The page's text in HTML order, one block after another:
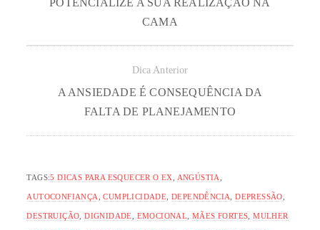
POTENCIALIZE A SUA REALIZAÇÃO NA
CAMA
Dica Anterior
A ANSIEDADE É CONSEQUÊNCIA DA
FALTA DE PLANEJAMENTO
TAGS:5 DICAS PARA ESQUECER O EX ANGÚSTIA
AUTOCONFIANÇA ,CUMPLICIDADE ,DEPENDÊNCIA ,DEPRESSÃO
DESTRUIÇÃO ,DIGNIDADE EMOCIONAL ,MÃES FORTES ,MULHER